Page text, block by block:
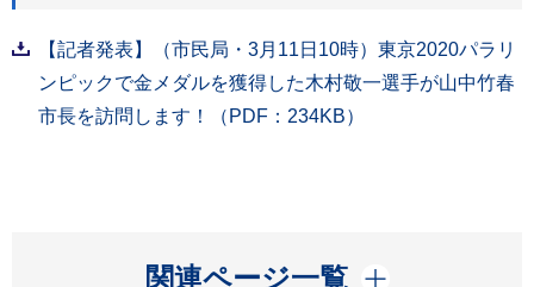
【記者発表】（市民局・3月11日10時）東京2020パラリ
ンピックで金メダルを獲得した木村敬一選手が山中竹春
市長を訪問します！（PDF：234KB）
関連ページ一覧
開く